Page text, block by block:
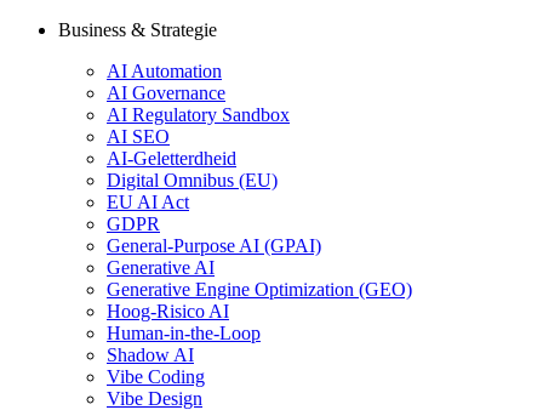
Business & Strategie
AI Automation
AI Governance
AI Regulatory Sandbox
AI SEO
AI-Geletterdheid
Digital Omnibus (EU)
EU AI Act
GDPR
General-Purpose AI (GPAI)
Generative AI
Generative Engine Optimization (GEO)
Hoog-Risico AI
Human-in-the-Loop
Shadow AI
Vibe Coding
Vibe Design